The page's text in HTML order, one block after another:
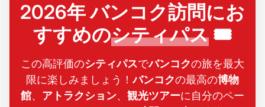
2026年 バンコク訪問にお
すすめのシティパス 🎟️
この高評価のシティパスでバンコクの旅を最大
限に楽しみましょう！バンコクの最高の博物
館、 アトラクション、 観光ツアーに自分のペー